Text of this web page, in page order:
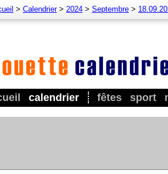
calendrier fêtes sport
> Calendrier> 2024 > Septembre >